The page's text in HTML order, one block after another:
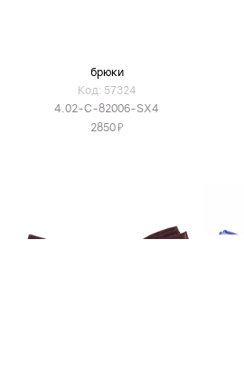
брюки
Код: 57324
4.02-C-82006-SX4
2850Я